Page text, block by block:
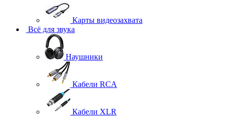
Карты видеозахвата
Всё для звука
Наушники
Кабели RCA
Кабели XLR